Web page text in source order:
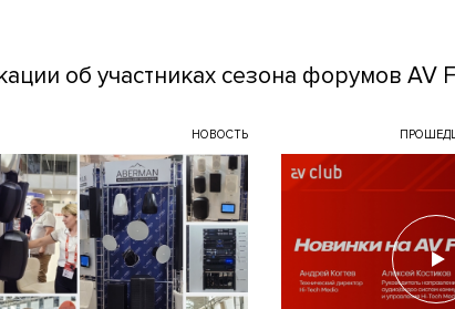
об участниках сезона форумов AV
НОВОСТЬ